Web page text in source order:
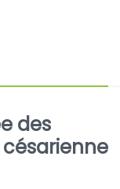
des